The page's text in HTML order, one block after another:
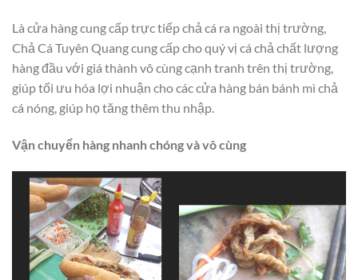
Là cửa hàng cung cấp trực tiếp chả cá ra ngoài thị trường,
Chả Cá Tuyên Quang cung cấp cho quý vị cá chả chất lượng
hàng đầu với giá thành vô cùng cạnh tranh trên thị trường,
giúp tối ưu hóa lợi nhuận cho các cửa hàng bán bánh mì chả
cá nóng, giúp họ tăng thêm thu nhập.
Vận chuyển hàng nhanh chóng và vô cùng